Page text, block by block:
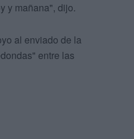
y mañana", dijo.
al enviado de la
entre las